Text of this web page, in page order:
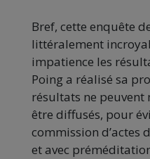
Bref, cette enquête
littéralement
impatience les
Poing a réalisé sa
résultats ne
être diffusés, pour
commission d’actes
et avec